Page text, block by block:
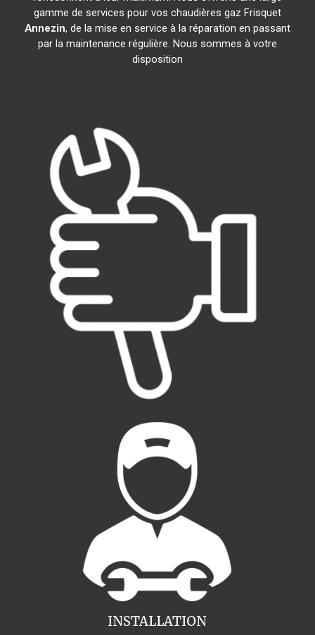
gamme de services pour vos chaudières gaz Frisquet
Annezin, de la mise en service à la réparation en passant
par la maintenance régulière. Nous sommes à votre
disposition
INSTALLATION